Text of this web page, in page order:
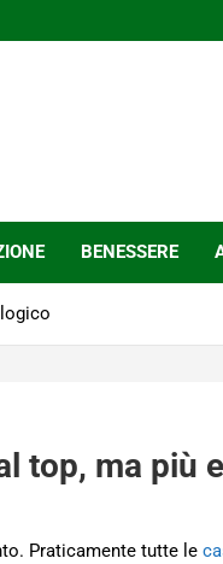
BENESSERE
top, ma più
Praticamente tutte le